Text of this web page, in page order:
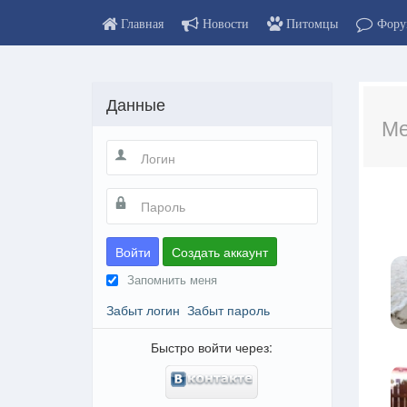
Главная Новости Питомцы
Данные
Войти Создать аккаунт
Запомнить меня
Забыт логин Забыт пароль
Быстро войти через: